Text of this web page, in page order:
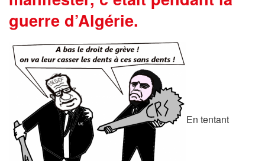
guerre d’Algérie.
En tentant